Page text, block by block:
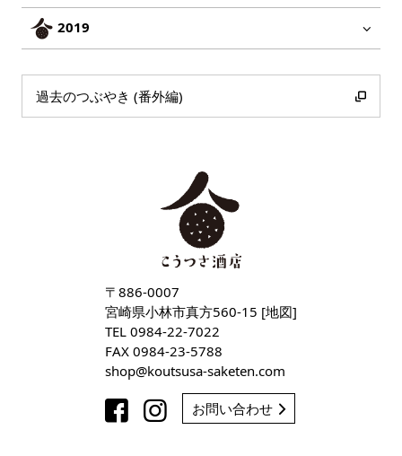
2019
過去のつぶやき (番外編)
〒886-0007
宮崎県小林市真方560-15 [地図]
TEL 0984-22-7022
FAX 0984-23-5788
shop
koutsusa-saketen com
お問い合わせ